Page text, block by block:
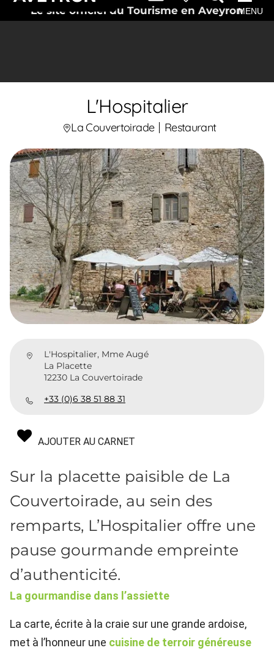
Le site officiel du Tourisme en AveyronMENU
L'Hospitalier
La Couvertoirade Restaurant
L'Hospitalier, Mme Augé
La Placette
12230 La Couvertoirade
+33 (0)6 38 51 88 31
AJOUTER AU CARNET
Sur la placette paisible de La
Couvertoirade, au sein des
remparts, L’Hospitalier offre une
pause gourmande empreinte
d’authenticité.
La gourmandise dans l’assiette
La carte, écrite à la craie sur une grande ardoise,
met à l’honneur une cuisine de terroir généreuse